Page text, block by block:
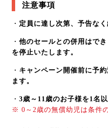
注意事項
・ 定員に達し次第、予告な
・ 他のセールとの併用はで
を停止いたします。
・ キャンペーン開催前に予
ます。
・ 3歳～11歳のお子様を1名
※ 0～2歳の無償幼児は条件